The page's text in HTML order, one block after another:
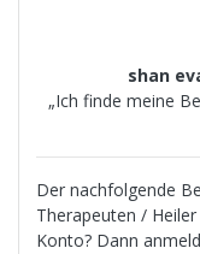
shan
„Ich finde meine
Der nachfolgende
Therapeuten /
Konto? Dann